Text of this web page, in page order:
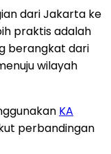
dari Jakarta ke
praktis adalah
berangkat dari
wilayah
KA
perbandingan